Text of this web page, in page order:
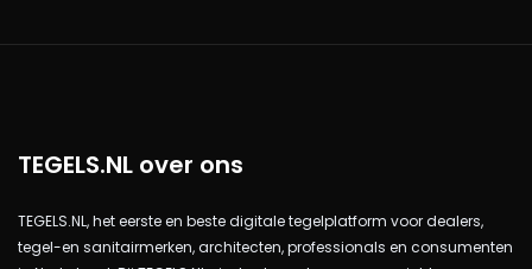
TEGELS.NL over ons
TEGELS.NL, het eerste en beste digitale tegelplatform voor dealers,
tegel-en sanitairmerken, architecten, professionals en consumenten